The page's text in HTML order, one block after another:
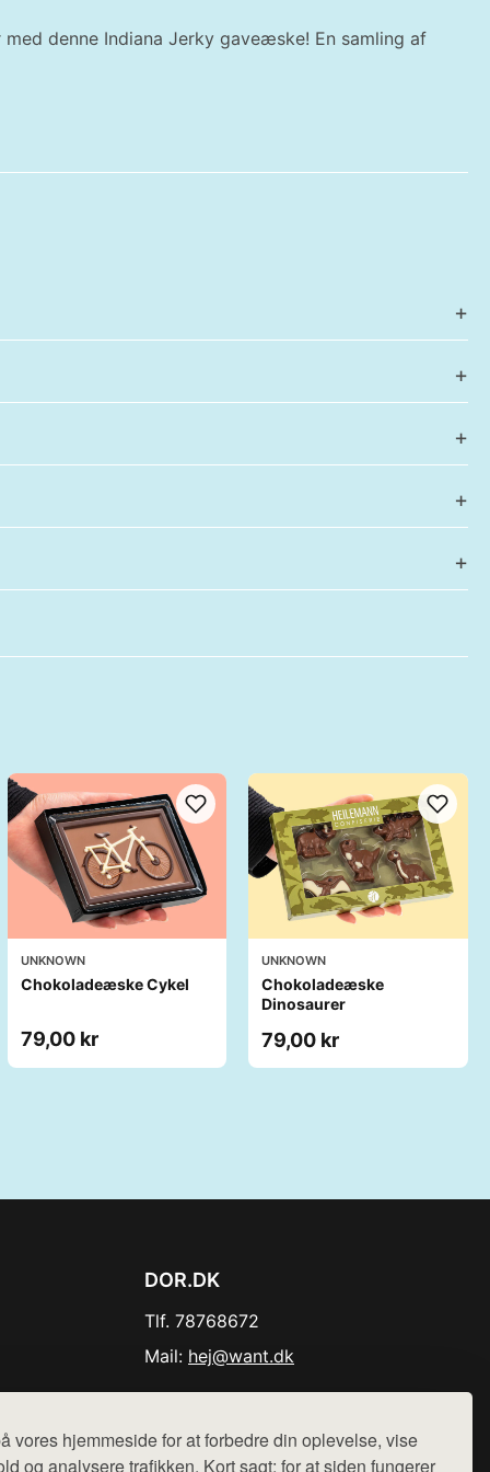
vores hjemmeside for at forbedre din oplevelse, vise
og analysere trafikken. Kort sagt: for at siden fungerer
denne Indiana Jerky gaveæske! En samling af
UNKNOWN
Chokoladeæske Cykel
79,00 kr
UNKNOWN
Chokoladeæske
Dinosaurer
79,00 kr
DOR.DK
Tlf. 78768672
Mail: hej@want.dk